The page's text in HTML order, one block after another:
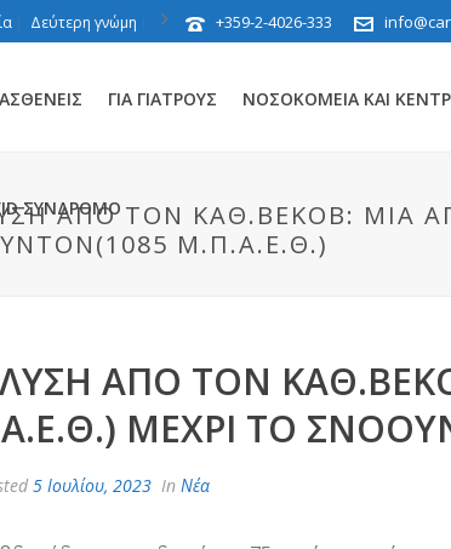
Δεύτερη γνώμη +359-2-4026-333
ΑΣΘΕΝΕΊΣ ΓΙΑ ΓΙΑΤΡΟΎΣ ΝΟΣΟΚΟΜΕΊΑ ΚΑΙ
ΣΎΝΔΡΟΜΟ
ΑΠΌ ΤΟΝ ΚΑΘ.ΒΈΚΟΒ: ΜΙΑ
Μ.Π.Α.Ε.Θ.)
ΑΠΌ ΤΟΝ
ΜΈΧΡΙ ΤΟ
5 Ιουλίου, 2023 In Νέα